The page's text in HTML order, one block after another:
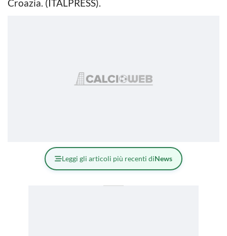
Croazia. (ITALPRESS).
Leggi gli articoli più recenti diNews